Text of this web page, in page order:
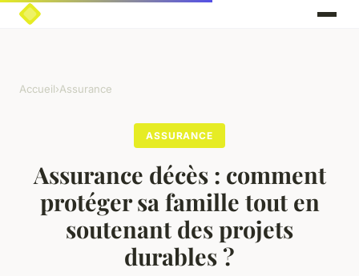
Accueil›Assurance
ASSURANCE
Assurance décès : comment
protéger sa famille tout en
soutenant des projets
durables ?